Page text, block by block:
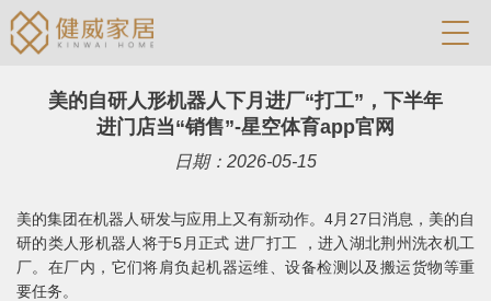
美的自研人形机器人下月进厂“打工”，下半年
进门店当“销售”-星空体育app官网
日期：2026-05-15
美的集团在机器人研发与应用上又有新动作。4月27日消息，美的自
研的类人形机器人将于5月正式 进厂打工 ，进入湖北荆州洗衣机工
厂。在厂内，它们将肩负起机器运维、设备检测以及搬运货物等重
要任务。